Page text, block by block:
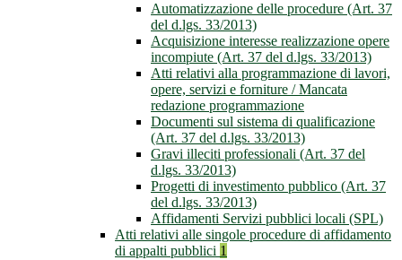
Automatizzazione delle procedure (Art. 37
del d.lgs. 33/2013)
Acquisizione interesse realizzazione opere
incompiute (Art. 37 del d.lgs. 33/2013)
Atti relativi alla programmazione di lavori,
opere, servizi e forniture / Mancata
redazione programmazione
Documenti sul sistema di qualificazione
(Art. 37 del d.lgs. 33/2013)
Gravi illeciti professionali (Art. 37 del
d.lgs. 33/2013)
Progetti di investimento pubblico (Art. 37
del d.lgs. 33/2013)
Affidamenti Servizi pubblici locali (SPL)
Atti relativi alle singole procedure di affidamento
di appalti pubblici 1